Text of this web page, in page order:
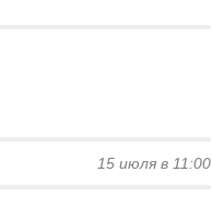
15 июля в 11:00